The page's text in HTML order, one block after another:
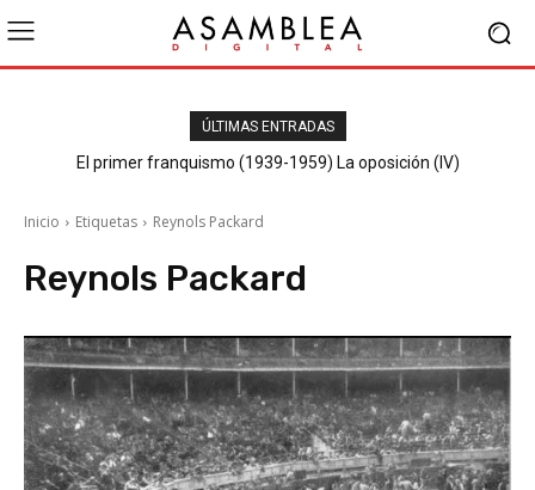
ÚLTIMAS ENTRADAS
El primer franquismo (1939-1959) La oposición (IV)
Inicio Etiquetas Reynols Packard
Reynols Packard